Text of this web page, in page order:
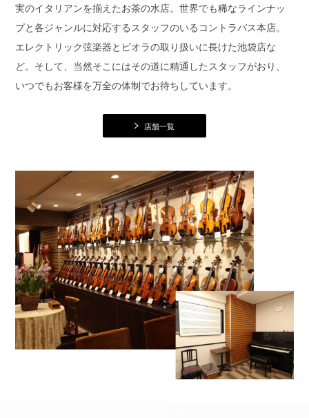
実のイタリアンを揃えたお茶の水店。世界でも稀なラインナッ
プと各ジャンルに対応するスタッフのいるコントラバス本店。
エレクトリック弦楽器とビオラの取り扱いに長けた池袋店な
ど。そして、当然そこにはその道に精通したスタッフがおり、
いつでもお客様を万全の体制でお待ちしています。
店舗一覧